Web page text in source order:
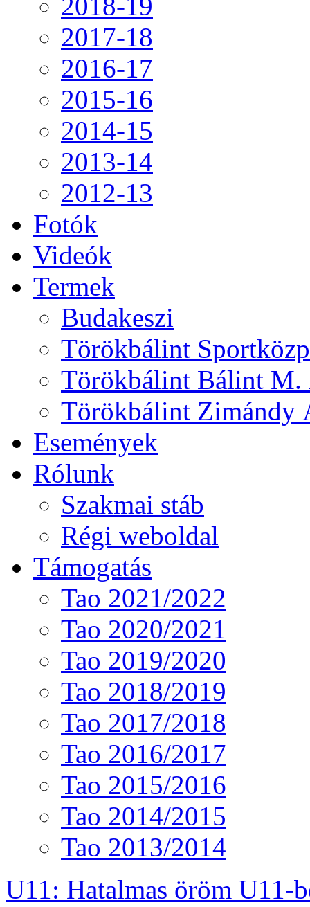
2017-18
2016-17
2015-16
2014-15
2013-14
2012-13
Fotók
Videók
Termek
Budakeszi
Törökbálint
Törökbálint Bálint
Törökbálint Zimándy
Események
Rólunk
Szakmai stáb
Régi weboldal
Támogatás
Tao 2021/2022
Tao 2020/2021
Tao 2019/2020
Tao 2018/2019
Tao 2017/2018
Tao 2016/2017
Tao 2015/2016
Tao 2014/2015
Tao 2013/2014
U11: Hatalmas öröm U11-